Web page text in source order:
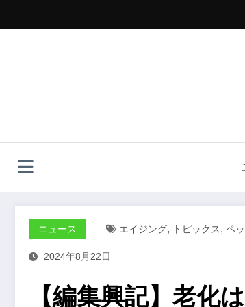
ッ
ニュース エイジング, トピックス, ペ
2024年8月22日
【編集興記】老化